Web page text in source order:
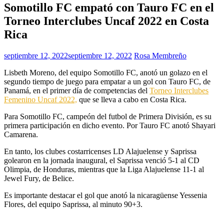
Somotillo FC empató con Tauro FC en el
Torneo Interclubes Uncaf 2022 en Costa
Rica
septiembre 12, 2022septiembre 12, 2022 Rosa Membreño
Lisbeth Moreno, del equipo Somotillo FC, anotó un golazo en el
segundo tiempo de juego para empatar a un gol con Tauro FC, de
Panamá, en el primer día de competencias del Torneo Interclubes
Femenino Uncaf 2022, que se lleva a cabo en Costa Rica.
Para Somotillo FC, campeón del futbol de Primera División, es su
primera participación en dicho evento. Por Tauro FC anotó Shayari
Camarena.
En tanto, los clubes costarricenses LD Alajuelense y Saprissa
golearon en la jornada inaugural, el Saprissa venció 5-1 al CD
Olimpia, de Honduras, mientras que la Liga Alajuelense 11-1 al
Jewel Fury, de Belice.
Es importante destacar el gol que anotó la nicaragüense Yessenia
Flores, del equipo Saprissa, al minuto 90+3.